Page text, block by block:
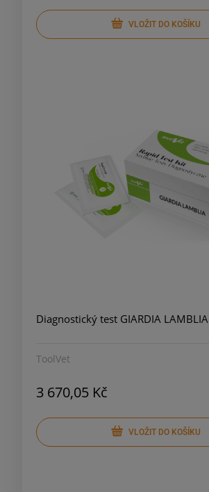
VLOŽIT DO KOŠÍKU
Diagnostický test GIARDIA
ToolVet
3 670,05 Kč
VLOŽIT DO KOŠÍKU